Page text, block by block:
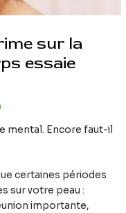
sur la
essaie
mental. Encore faut-il
certaines périodes
sur votre peau :
importante,